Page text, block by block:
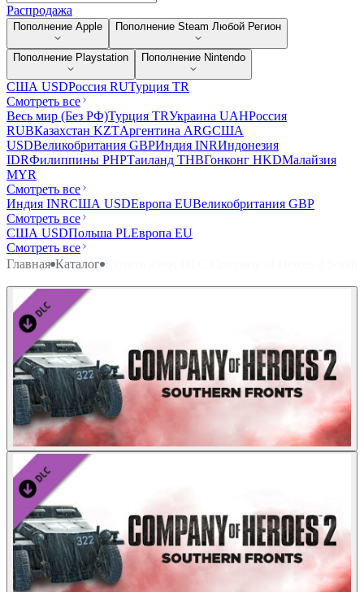
Распродажа
Пополнение Apple Пополнение Steam Любой Регион
Пополнение Playstation Пополнение Nintendo
США USDРоссия RUТурция TR
Смотреть все
Весь мир (Без РФ)Турция TRУкраина UAHРоссия
RUBКазахстан KZTАргентина ARGСША
USDВеликобритания GBPИндия INRИндонезия
IDRФилиппины PHPТаиланд THBГонконг HKDМалайзия
MYR
Смотреть все
Индия INRСША USDЕвропа EUВеликобритания GBP
Смотреть все
США USDПольша PLЕвропа EU
Смотреть все
Главная Каталог